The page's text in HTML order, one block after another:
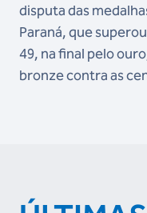
disputa das
Paraná, que
49, na final pelo
bronze contra as